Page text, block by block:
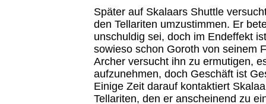
Später auf Skalaars Shuttle
den Tellariten umzustimmen. Er
unschuldig sei, doch im Endeffekt
sowieso schon Goroth von seinem
Archer versucht ihn zu ermutigen,
aufzunehmen, doch Geschäft ist
Einige Zeit darauf kontaktiert
Tellariten, den er anscheinend zu